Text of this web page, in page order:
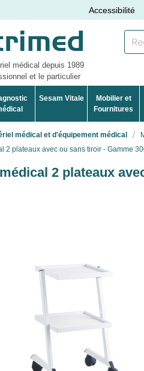
Accessibilité
médical depuis 1989
et le particulier
Sesam Vitale
Mobilier et
Fournitures
médical et d'équipement médical
2 plateaux avec ou sans tiroir - Gamme
2 plateaux